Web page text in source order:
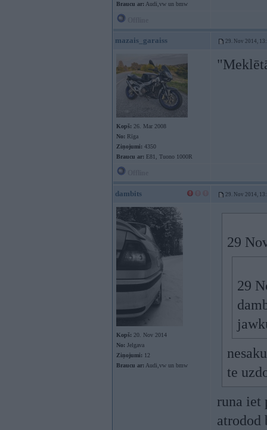
Braucu ar: Audi,vw un bmw
mazais_garaiss 29. Nov 2014,
Kopš: 26. Mar 2008
No: Rīga
Ziņojumi: 4350
Braucu ar: E81, Tuono 1000R
dambits 29. Nov 2014,
Kopš: 20. Nov 2014
No: Jelgava
Ziņojumi: 12
Braucu ar: Audi,vw un bmw
29
29
te
runa iet
atrodod